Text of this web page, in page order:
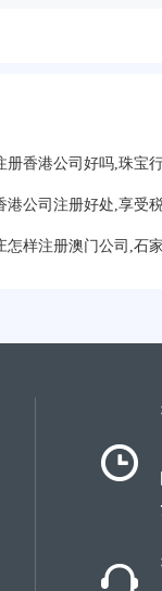
册香港公司好吗,珠宝
港公司注册好处,享受
怎样注册澳门公司,石